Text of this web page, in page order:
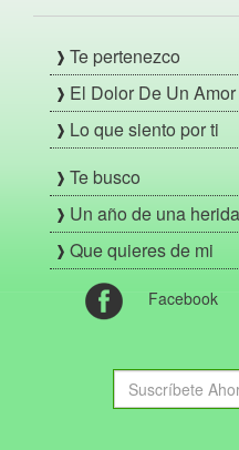
Te pertenezco
El Dolor De Un
Lo que siento por ti
Te busco
Un año de una herida
Que quieres de mi
Facebook